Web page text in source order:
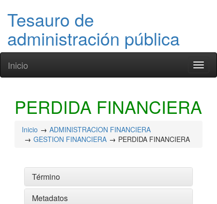
Tesauro de
administración pública
Inicio
PERDIDA FINANCIERA
Inicio
ADMINISTRACION FINANCIERA
GESTION FINANCIERA
PERDIDA FINANCIERA
Término
Metadatos